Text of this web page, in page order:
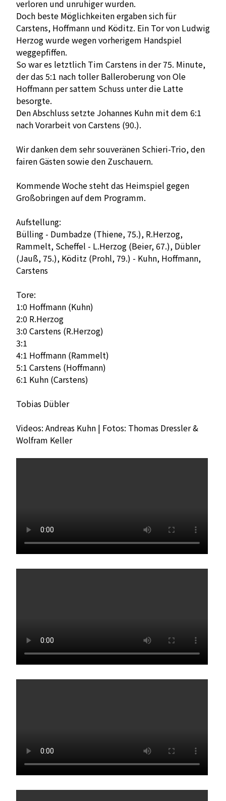
verloren und unruhiger wurden.
Doch beste Möglichkeiten ergaben sich für
Carstens, Hoffmann und Köditz. Ein Tor von Ludwig
Herzog wurde wegen vorherigem Handspiel
weggepfiffen.
So war es letztlich Tim Carstens in der 75. Minute,
der das 5:1 nach toller Balleroberung von Ole
Hoffmann per sattem Schuss unter die Latte
besorgte.
Den Abschluss setzte Johannes Kuhn mit dem 6:1
nach Vorarbeit von Carstens (90.).
Wir danken dem sehr souveränen Schieri-Trio, den
fairen Gästen sowie den Zuschauern.
Kommende Woche steht das Heimspiel gegen
Großobringen auf dem Programm.
Aufstellung:
Bülling - Dumbadze (Thiene, 75.), R.Herzog,
Rammelt, Scheffel - L.Herzog (Beier, 67.), Dübler
(Jauß, 75.), Köditz (Prohl, 79.) - Kuhn, Hoffmann,
Carstens
Tore:
1:0 Hoffmann (Kuhn)
2:0 R.Herzog
3:0 Carstens (R.Herzog)
3:1
4:1 Hoffmann (Rammelt)
5:1 Carstens (Hoffmann)
6:1 Kuhn (Carstens)
Tobias Dübler
Videos: Andreas Kuhn | Fotos: Thomas Dressler &
Wolfram Keller